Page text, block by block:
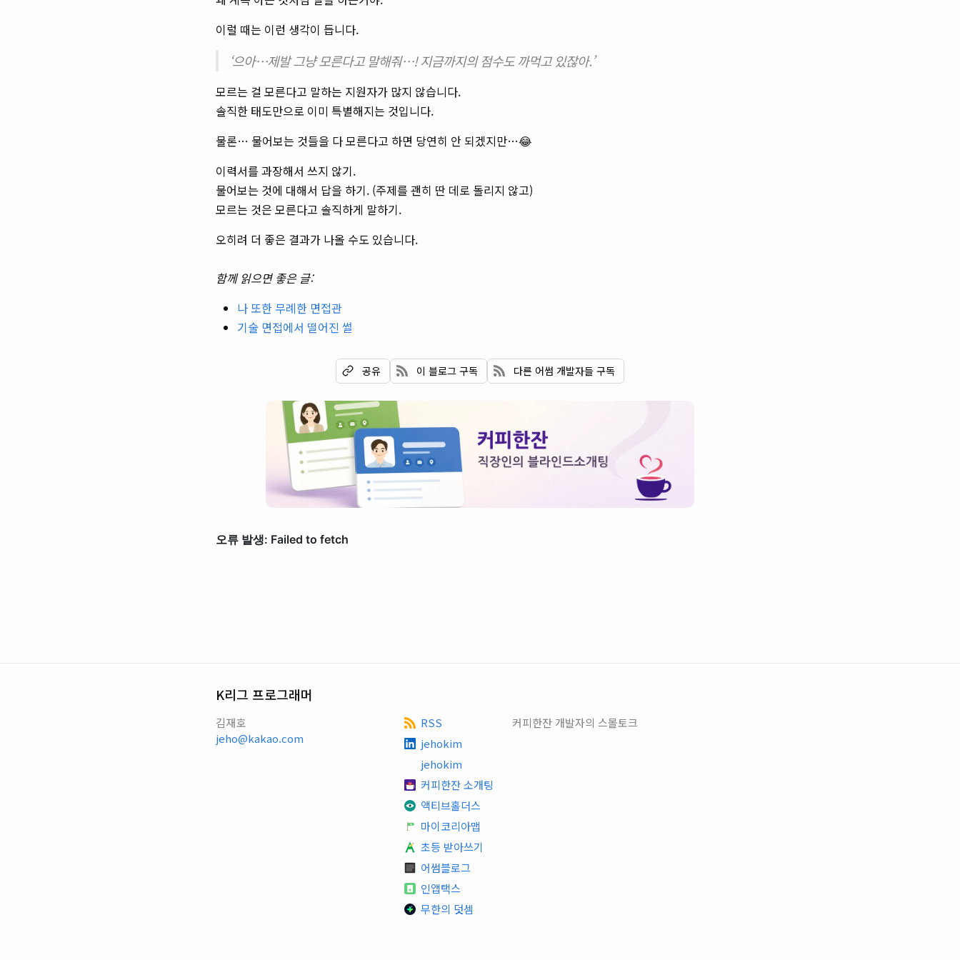
이럴 때는 이런 생각이 듭니다.
‘으아…제발 그냥 모른다고 말해줘…! 지금까지의 점수도 까먹고 있잖아.’
모르는 걸 모른다고 말하는 지원자가 많지 않습니다.
솔직한 태도만으로 이미 특별해지는 것입니다.
물론… 물어보는 것들을 다 모른다고 하면 당연히 안 되겠지만…😂
이력서를 과장해서 쓰지 않기.
물어보는 것에 대해서 답을 하기. (주제를 괜히 딴 데로 돌리지 않고)
모르는 것은 모른다고 솔직하게 말하기.
오히려 더 좋은 결과가 나올 수도 있습니다.
함께 읽으면 좋은 글:
나 또한 무례한 면접관
기술 면접에서 떨어진 썰
공유 이 블로그 구독 다른 어썸 개발자들 구독
K리그 프로그래머
김재호
jeho@kakao.com
RSS
jehokim
jehokim
커피한잔 소개팅
액티브홀더스
마이코리아맵
초등 받아쓰기
어썸블로그
인앱택스
무한의 덧셈
커피한잔 개발자의 스몰토크